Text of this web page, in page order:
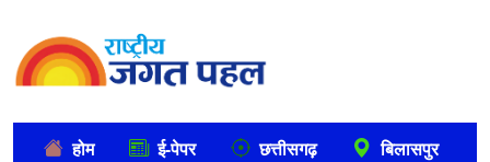
होम ई-पेपर छत्तीसगढ़ बिलासपुर